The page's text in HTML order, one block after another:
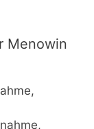
Menowin